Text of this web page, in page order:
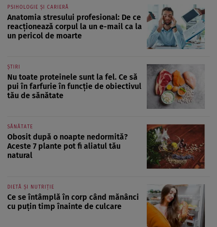
PSIHOLOGIE ȘI CARIERĂ
Anatomia stresului profesional: De ce
reacționează corpul la un e-mail ca la
un pericol de moarte
ȘTIRI
Nu toate proteinele sunt la fel. Ce să
pui în farfurie în funcție de obiectivul
tău de sănătate
SĂNĂTATE
Obosit după o noapte nedormită?
Aceste 7 plante pot fi aliatul tău
natural
DIETĂ ȘI NUTRIȚIE
Ce se întâmplă în corp când mănânci
cu puțin timp înainte de culcare